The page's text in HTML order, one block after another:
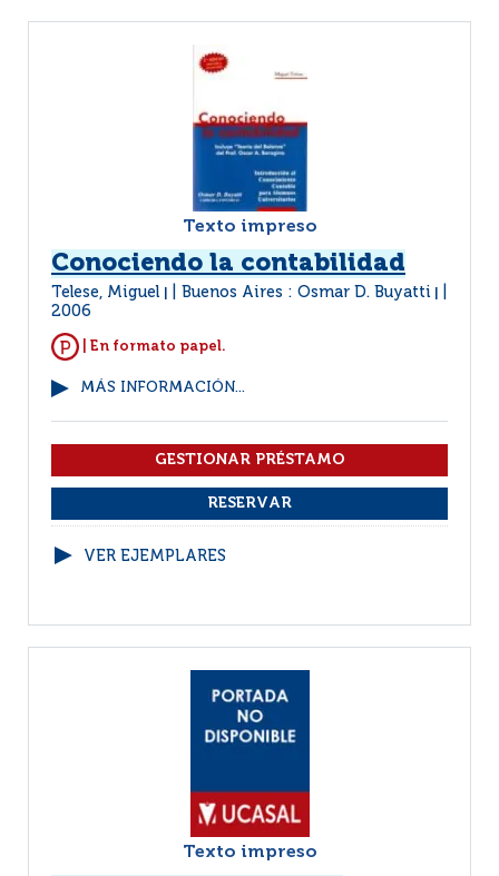
Texto impreso
Conociendo la contabilidad
Telese, Miguel Buenos Aires : Osmar D. Buyatti
2006
| En formato papel.
MÁS INFORMACIÓN...
VER EJEMPLARES
Texto impreso